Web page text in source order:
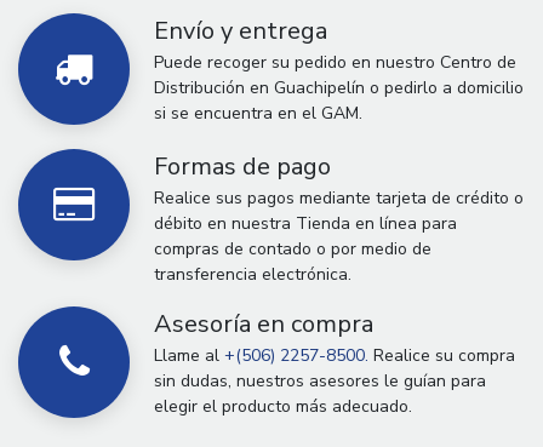
Envío y entrega
Puede recoger su pedido en nuestro Centro de
Distribución en Guachipelín o pedirlo a domicilio
si se encuentra en el GAM.
Formas de pago
Realice sus pagos mediante tarjeta de crédito o
débito en nuestra Tienda en línea para
compras de contado o por medio de
transferencia electrónica.
Asesoría en compra
Llame al +(506) 2257-8500. Realice su compra
sin dudas, nuestros asesores le guían para
elegir el producto más adecuado.